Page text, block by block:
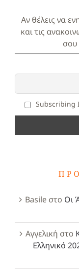
Αν θέλεις να
και τις
σου
Subscribing
Basileστο Οι
Αγγελική στο
Ελληνικό